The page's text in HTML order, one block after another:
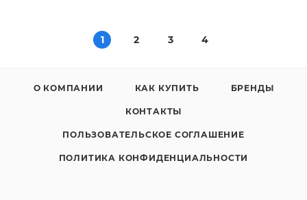
1 2 3 4
О КОМПАНИИ КАК КУПИТЬ БРЕНДЫ
КОНТАКТЫ
ПОЛЬЗОВАТЕЛЬСКОЕ СОГЛАШЕНИЕ
ПОЛИТИКА КОНФИДЕНЦИАЛЬНОСТИ